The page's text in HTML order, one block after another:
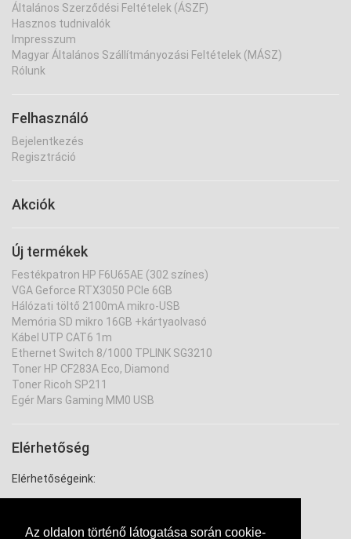
Az oldalon történő látogatása során cookie-
Általános Szerződési Feltételek (ÁSZF)
Hasznos tudnivalók
Impresszum
Magyar Általános Szállítmányozási Feltételek (MÁSZ)
Rólunk
Felhasználó
Bejelentkezés
Regisztráció
Akciók
Új termékek
Festékpatron HP F6U65AE (302 színes)
VGA Geforce RTX3050 PCIe 6GB
Hálózati töltő 2100mA mikro-USB
Memória SD mikro 16GB +kártyaolvasó
Kábel UTP CAT6 1m
Ethernet Switch 8/1000 TPLINK SG3210
Toner HP CF283A Eco, Diamond
Toner Ricoh SP211
Egér Mars Gaming MM0 USB
Elérhetőség
Elérhetőségeink:
tel.: 34/309-020 vagy 20/225-2203